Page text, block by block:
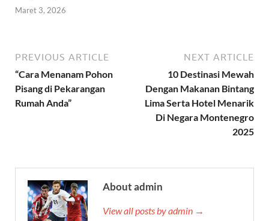
Maret 3, 2026
PREVIOUS ARTICLE
“Cara Menanam Pohon
Pisang di Pekarangan
Rumah Anda”
NEXT ARTICLE
10 Destinasi Mewah
Dengan Makanan Bintang
Lima Serta Hotel Menarik
Di Negara Montenegro
2025
About admin
View all posts by admin →